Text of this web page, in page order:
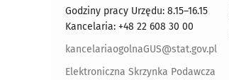
Godziny pracy Urzędu: 8.15–16.15
Kancelaria: +48 22 608 30 00
kancelariaogolnaGUS@stat.gov.pl
Elektroniczna Skrzynka Podawcza